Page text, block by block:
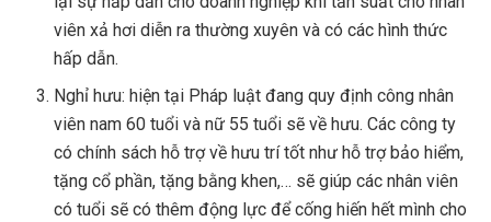
viên xả hơi diễn ra thường xuyên và có các hình thức
hấp dẫn.
Nghỉ hưu: hiện tại Pháp luật đang quy định công nhân
viên nam 60 tuổi và nữ 55 tuổi sẽ về hưu. Các công ty
có chính sách hỗ trợ về hưu trí tốt như hỗ trợ bảo hiểm,
tặng cổ phần, tặng bằng khen,… sẽ giúp các nhân viên
có tuổi sẽ có thêm động lực để cống hiến hết mình cho